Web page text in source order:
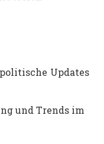
Updates
und Trends im